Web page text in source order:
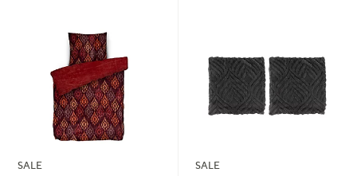
SALE
SALE